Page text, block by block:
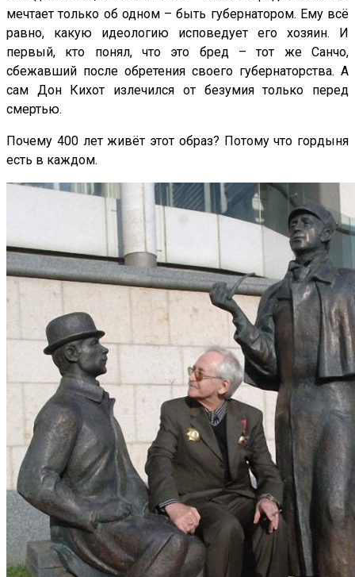
мечтает только об одном – быть губернатором. Ему всё
равно, какую идеологию исповедует его хозяин. И
первый, кто понял, что это бред – тот же Санчо,
сбежавший после обретения своего губернаторства. А
сам Дон Кихот излечился от безумия только перед
смертью.
Почему 400 лет живёт этот образ? Потому что гордыня
есть в каждом.